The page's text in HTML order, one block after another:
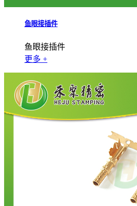
鱼眼接插件
鱼眼接插件
更多 +